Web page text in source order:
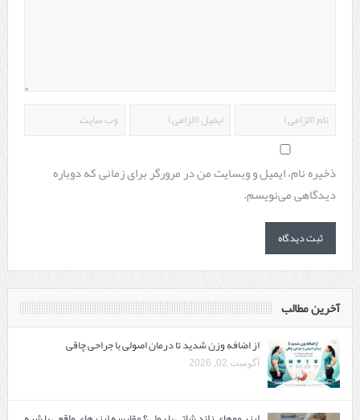
ذخیره نام، ایمیل و وبسایت من در مرورگر برای زمانی که دوباره
دیدگاهی می‌نویسم.
آخرین مطالب
از اضافه وزن شدید تا درمان اصولی با جراحی چاقی
آگوست 02, 2026